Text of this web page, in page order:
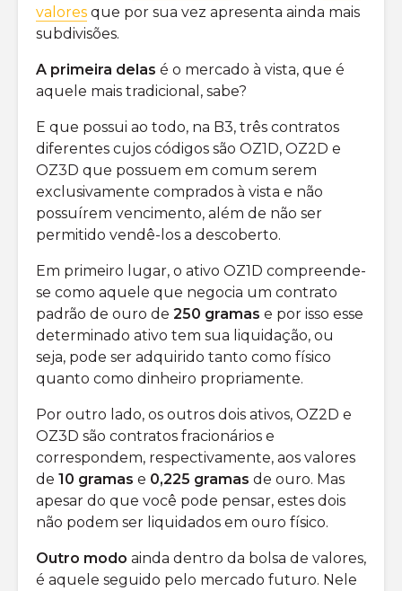
valores que por sua vez apresenta ainda mais
subdivisões.
A primeira delas é o mercado à vista, que é
aquele mais tradicional, sabe?
E que possui ao todo, na B3, três contratos
diferentes cujos códigos são OZ1D, OZ2D e
OZ3D que possuem em comum serem
exclusivamente comprados à vista e não
possuírem vencimento, além de não ser
permitido vendê-los a descoberto.
Em primeiro lugar, o ativo OZ1D compreende-
se como aquele que negocia um contrato
padrão de ouro de 250 gramas e por isso esse
determinado ativo tem sua liquidação, ou
seja, pode ser adquirido tanto como físico
quanto como dinheiro propriamente.
Por outro lado, os outros dois ativos, OZ2D e
OZ3D são contratos fracionários e
correspondem, respectivamente, aos valores
de 10 gramas e 0,225 gramas de ouro. Mas
apesar do que você pode pensar, estes dois
não podem ser liquidados em ouro físico.
Outro modo ainda dentro da bolsa de valores,
é aquele seguido pelo mercado futuro. Nele